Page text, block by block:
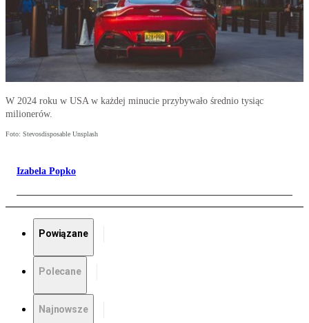
W 2024 roku w USA w każdej minucie przybywało średnio tysiąc
milionerów.
Foto: Stevosdisposable Unsplash
Izabela Popko
Powiązane
Polecane
Najnowsze